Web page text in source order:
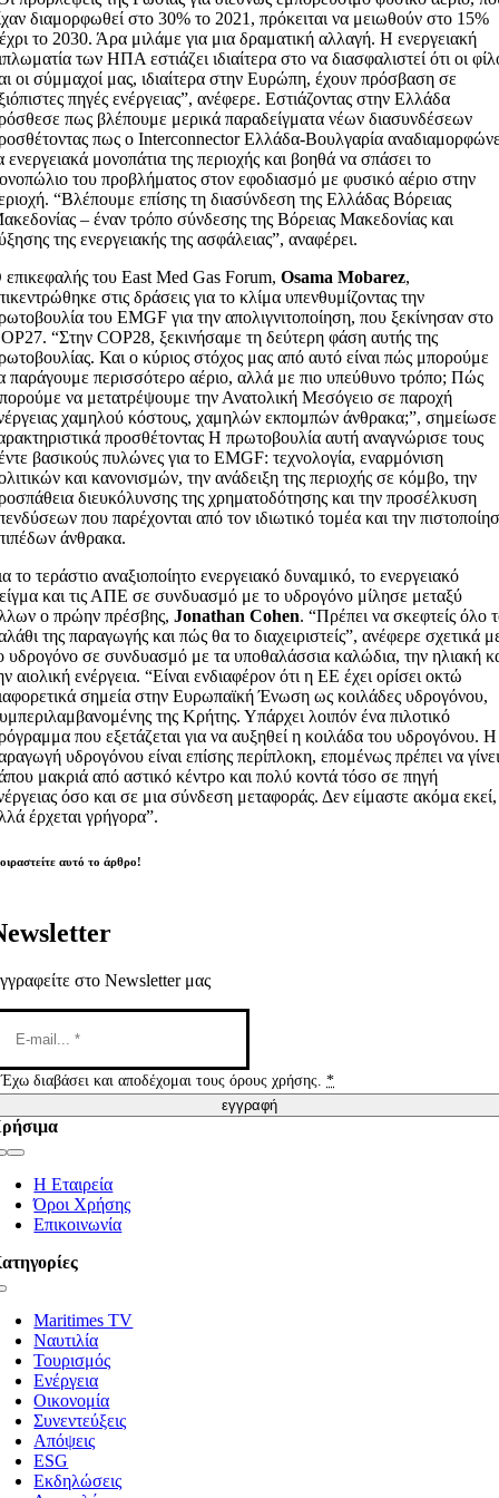
διαμορφωθεί στο 30% το 2021, πρόκειται να μειωθούν στο 15%
το 2030. Άρα μιλάμε για μια δραματική αλλαγή. Η ενεργειακή
των ΗΠΑ εστιάζει ιδιαίτερα στο να διασφαλιστεί ότι οι
οι σύμμαχοί μας, ιδιαίτερα στην Ευρώπη, έχουν πρόσβαση σε
πηγές ενέργειας”, ανέφερε. Εστιάζοντας στην Ελλάδα
πως βλέπουμε μερικά παραδείγματα νέων διασυνδέσεων
πως ο Interconnector Ελλάδα-Βουλγαρία
ενεργειακά μονοπάτια της περιοχής και βοηθά να σπάσει το
του προβλήματος στον εφοδιασμό με φυσικό αέριο στην
“Βλέπουμε επίσης τη διασύνδεση της Ελλάδας Βόρειας
– έναν τρόπο σύνδεσης της Βόρειας Μακεδονίας και
της ενεργειακής της ασφάλειας”, αναφέρει.
του East Med Gas Forum,Osama Mobarez,
στις δράσεις για το κλίμα υπενθυμίζοντας την
του EMGF για την απολιγνιτοποίηση, που ξεκίνησαν στο
“Στην COP28, ξεκινήσαμε τη δεύτερη φάση αυτής της
Και ο κύριος στόχος μας από αυτό είναι πώς μπορούμε
παράγουμε περισσότερο αέριο, αλλά με πιο υπεύθυνο τρόπο; Πώς
να μετατρέψουμε την Ανατολική Μεσόγειο σε παροχή
χαμηλού κόστους, χαμηλών εκπομπών άνθρακα;”, σημείωσε
προσθέτοντας Η πρωτοβουλία αυτή αναγνώρισε τους
βασικούς πυλώνες για το EMGF: τεχνολογία, εναρμόνιση
και κανονισμών, την ανάδειξη της περιοχής σε κόμβο, την
διευκόλυνσης της χρηματοδότησης και την προσέλκυση
που παρέχονται από τον ιδιωτικό τομέα και την
άνθρακα.
το τεράστιο αναξιοποίητο ενεργειακό δυναμικό, το ενεργειακό
και τις ΑΠΕ σε συνδυασμό με το υδρογόνο μίλησε μεταξύ
ο πρώην πρέσβης, Jonathan Cohen. “Πρέπει να σκεφτείς όλο
της παραγωγής και πώς θα το διαχειριστείς”, ανέφερε σχετικά
υδρογόνο σε συνδυασμό με τα υποθαλάσσια καλώδια, την ηλιακή
αιολική ενέργεια. “Είναι ενδιαφέρον ότι η ΕΕ έχει ορίσει οκτώ
σημεία στην Ευρωπαϊκή Ένωση ως κοιλάδες υδρογόνου,
της Κρήτης. Υπάρχει λοιπόν ένα πιλοτικό
που εξετάζεται για να αυξηθεί η κοιλάδα του υδρογόνου. Η
υδρογόνου είναι επίσης περίπλοκη, επομένως πρέπει να
μακριά από αστικό κέντρο και πολύ κοντά τόσο σε πηγή
όσο και σε μια σύνδεση μεταφοράς. Δεν είμαστε ακόμα εκεί,
έρχεται γρήγορα”.
αυτό το άρθρο!
στο Newsletter μας
Έχω διαβάσει και αποδέχομαι τους όρους χρήσης.*
εγγραφή
Η Εταιρεία
Όροι Χρήσης
Επικοινωνία
Maritimes TV
Ναυτιλία
Τουρισμός
Ενέργεια
Οικονομία
Συνεντεύξεις
Απόψεις
ESG
Εκδηλώσεις